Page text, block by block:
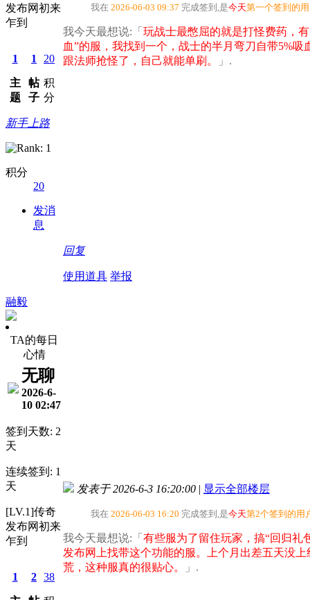
发布网初来
乍到
1
主
题
1
帖
子
20
积
分
新手上路
积分
20
发消
息
我在 2026-06-03 09:37 完成签到,是今天第一个签到的
我今天最想说:「 玩战士最憋屈的就是打怪费药，
血”的服，我找到一个，战士的半月弯刀自带5%
跟法师抢怪了，自己就能单刷。
」.
回复
使用道具 举报
融毅
TA的每日
心情
无聊
2026-6-
10 02:47
签到天数: 2
天
连续签到: 1
天
[LV.1]传奇
发布网初来
乍到
1 2 38
发表于 2026-6-3 16:20:00 | 显示全部楼层
我在 2026-06-03 16:20 完成签到,是今天第2个签到的用
我今天最想说:「 有些服为了留住玩家，搞“回归礼
发布网上找带这个功能的服。上个月出差五天没
荒，这种服真的很贴心。
」.